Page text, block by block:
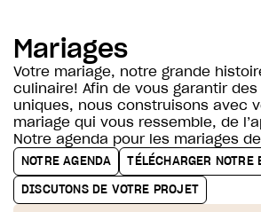
Mariages
Votre mariage, notre grande
culinaire! Afin de vous garantir
uniques, nous construisons avec
mariage qui vous ressemble, de
Notre agenda pour les mariages
NOTRE AGENDA
TÉLÉCHARGER NOTRE
DISCUTONS DE VOTRE PROJET